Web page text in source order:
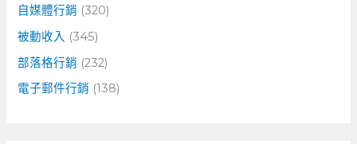
自媒體行銷 (320)
被動收入 (345)
部落格行銷 (232)
電子郵件行銷 (138)